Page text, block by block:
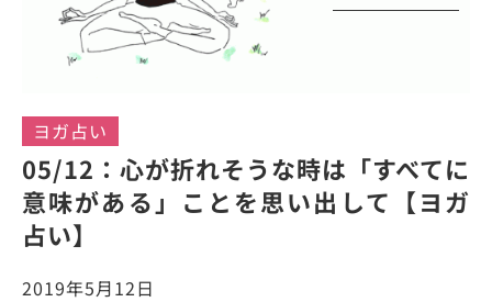
ヨガ占い
05/12：心が折れそうな時は「すべてに
意味がある」ことを思い出して【ヨガ
占い】
2019年5月12日